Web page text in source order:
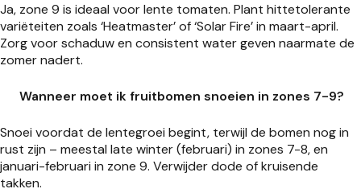
Ja, zone 9 is ideaal voor lente tomaten. Plant hittetolerante
variëteiten zoals ‘Heatmaster’ of ‘Solar Fire’ in maart-april.
Zorg voor schaduw en consistent water geven naarmate de
zomer nadert.
Wanneer moet ik fruitbomen snoeien in zones 7-9?
Snoei voordat de lentegroei begint, terwijl de bomen nog in
rust zijn – meestal late winter (februari) in zones 7-8, en
januari-februari in zone 9. Verwijder dode of kruisende
takken.